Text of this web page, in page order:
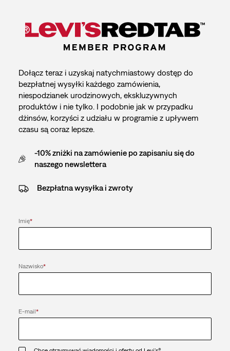
Dołącz teraz i uzyskaj natychmiastowy dostęp do
bezpłatnej wysyłki każdego zamówienia,
niespodzianek urodzinowych, ekskluzywnych
produktów i nie tylko. I podobnie jak w przypadku
dżinsów, korzyści z udziału w programie z upływem
czasu są coraz lepsze.
-10% zniżki na zamówienie po zapisaniu się do
naszego newslettera
Bezpłatna wysyłka i zwroty
Imię*
Nazwisko*
E-mail*